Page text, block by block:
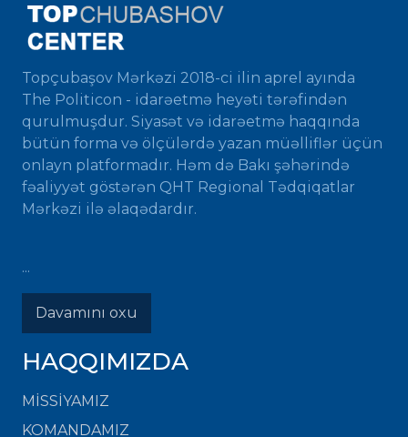
Topçubaşov Mərkəzi 2018-ci ilin aprel ayında
The Politicon - idarəetmə heyəti tərəfindən
qurulmuşdur. Siyasət və idarəetmə haqqında
bütün forma və ölçülərdə yazan müəlliflər üçün
onlayn platformadır. Həm də Bakı şəhərində
fəaliyyət göstərən QHT Regional Tədqiqatlar
Mərkəzi ilə əlaqədardır.
...
Davamını oxu
HAQQIMIZDA
MISSIYAMIZ
KOMANDAMIZ